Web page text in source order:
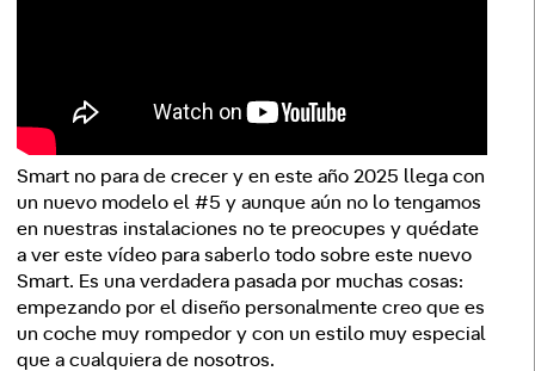
Smart no para de crecer y en este año 2025 llega con
un nuevo modelo el #5 y aunque aún no lo tengamos
en nuestras instalaciones no te preocupes y quédate
a ver este vídeo para saberlo todo sobre este nuevo
Smart. Es una verdadera pasada por muchas cosas:
empezando por el diseño personalmente creo que es
un coche muy rompedor y con un estilo muy especial
que a cualquiera de nosotros.